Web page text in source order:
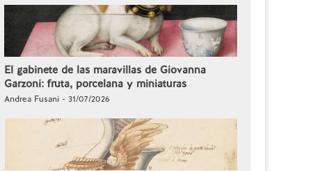
El gabinete de las maravillas de Giovanna
Garzoni: fruta, porcelana y miniaturas
Andrea Fusani - 31/07/2026